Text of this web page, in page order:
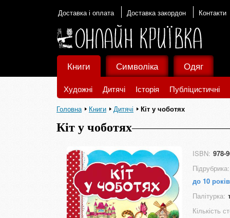
Доставка і оплата Доставка закордон Контакти
Книги
Художні Дитячі Історія Публіцистичні
Символіка Одяг
Головна Книги Дитячі Кіт у чоботях
Кіт у чоботях
ISBN: 978-
Підрубрика:
до 10 років
Палітурка:
Кількість